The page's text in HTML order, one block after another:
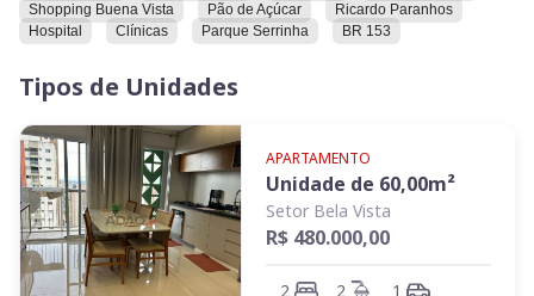
Shopping Buena Vista
Pão de Açúcar
Ricardo Paranhos
Hospital
Clínicas Parque Serrinha BR 153
Tipos de Unidades
APARTAMENTO
Unidade de 60,00m²
Setor Bela Vista
R$ 480.000,00
2 2 1